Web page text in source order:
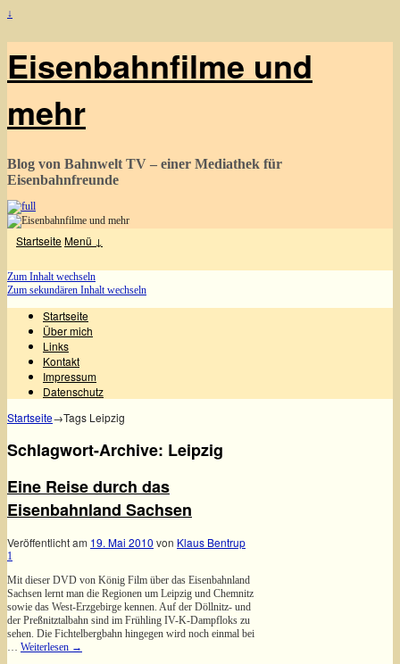
↓
Eisenbahnfilme und
mehr
Blog von Bahnwelt TV – einer Mediathek für
Eisenbahnfreunde
StartseiteMenü ↓
Zum Inhalt wechseln
Zum sekundären Inhalt wechseln
Startseite
Über mich
Links
Kontakt
Impressum
Datenschutz
Startseite→Tags Leipzig
Schlagwort-Archive: Leipzig
Eine Reise durch das
Eisenbahnland Sachsen
Veröffentlicht am 19. Mai 2010 von Klaus Bentrup
1
Mit dieser DVD von König Film über das Eisenbahnland
Sachsen lernt man die Regionen um Leipzig und Chemnitz
sowie das West-Erzgebirge kennen. Auf der Döllnitz- und
der Preßnitztalbahn sind im Frühling IV-K-Dampfloks zu
sehen. Die Fichtelbergbahn hingegen wird noch einmal bei
… Weiterlesen →